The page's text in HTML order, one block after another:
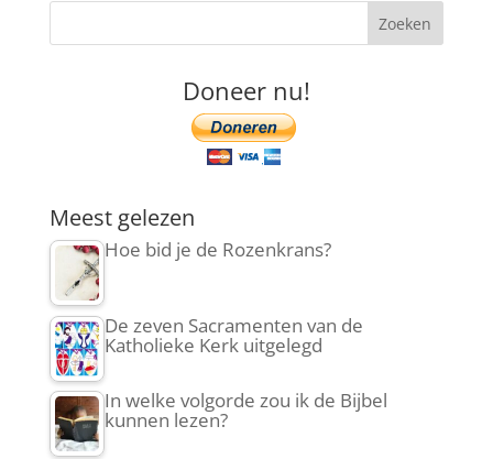
Doneer nu!
Meest gelezen
Hoe bid je de Rozenkrans?
De zeven Sacramenten van de
Katholieke Kerk uitgelegd
In welke volgorde zou ik de Bijbel
kunnen lezen?